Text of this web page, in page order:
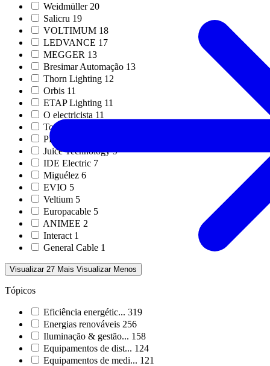
Weidmüller 20
Salicru 19
VOLTIMUM 18
LEDVANCE 17
MEGGER 13
Bresimar Automação 13
Thorn Lighting 12
Orbis 11
ETAP Lighting 11
O electricista 11
Top Cable
PHILIPS
Juice Technology9
IDE Electric 7
Miguélez 6
EVIO 5
Veltium 5
Europacable 5
ANIMEE 2
Interact 1
General Cable 1
Visualizar 27 Mais Visualizar Menos
Tópicos
Eficiência energétic... 319
Energias renováveis 256
Iluminação & gestão... 158
Equipamentos de dist... 124
Equipamentos de medi... 121